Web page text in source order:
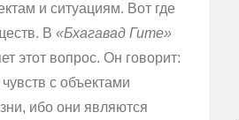
и ситуациям. Вот где
В «Бхагавад Гите»
этот вопрос. Он говорит:
с объектами
ибо они являются